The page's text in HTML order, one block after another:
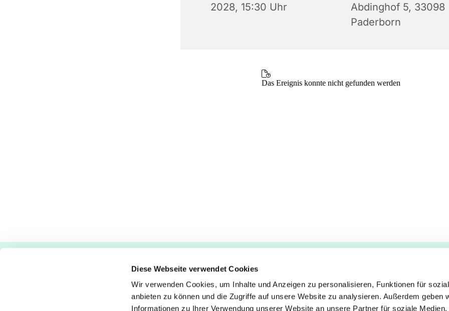
Diese Webseite verwendet Cookies
Wir verwenden Cookies, um Inhalte und Anzeigen zu personalisieren, Funktionen für
anbieten zu können und die Zugriffe auf unsere Website zu analysieren. Außerdem geben
Informationen zu Ihrer Verwendung unserer Website an unsere Partner für soziale Medien,
2028, 15:30 Uhr
Abdinghof 5, 33098
Paderborn
Ev.-luth. Kirchengemeinde Paderborn
Bastfelder Weg 30 - 33098 Paderborn
Markus Matthäus –Johannes Lukas